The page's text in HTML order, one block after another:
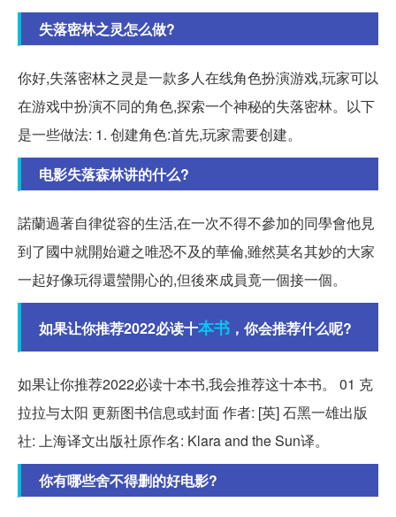
失落密林之灵怎么做?
你好,失落密林之灵是一款多人在线角色扮演游戏,玩家可以
在游戏中扮演不同的角色,探索一个神秘的失落密林。以下
是一些做法: 1. 创建角色:首先,玩家需要创建。
电影失落森林讲的什么?
諾蘭過著自律從容的生活,在一次不得不參加的同學會他見
到了國中就開始避之唯恐不及的華倫,雖然莫名其妙的大家
一起好像玩得還蠻開心的,但後來成員竟一個接一個。
如果让你推荐2022必读十本书 ，你会推荐什么呢?
如果让你推荐2022必读十本书,我会推荐这十本书。 01 克
拉拉与太阳 更新图书信息或封面 作者: [英] 石黑一雄出版
社: 上海译文出版社原作名: Klara and the Sun译。
你有哪些舍不得删的好电影?